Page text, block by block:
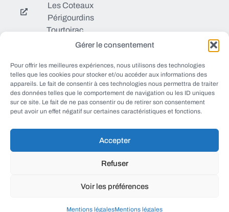
Gérer le consentement
Pour offrir les meilleures expériences, nous utilisons des technologies
telles que les cookies pour stocker et/ou accéder aux informations des
appareils. Le fait de consentir à ces technologies nous permettra de traiter
des données telles que le comportement de navigation ou les ID uniques
sur ce site. Le fait de ne pas consentir ou de retirer son consentement
peut avoir un effet négatif sur certaines caractéristiques et fonctions.
Accepter
Refuser
Voir les préférences
Mentions légalesMentions légales
Les Coteaux
Périgourdins
Tourtoirac
© EWANEWS tous droits
réservés
https://ewanews.com/fee
d/
Qui sommes nous ?
Sources et Blogs
Numéros utiles
conception FORMACREA